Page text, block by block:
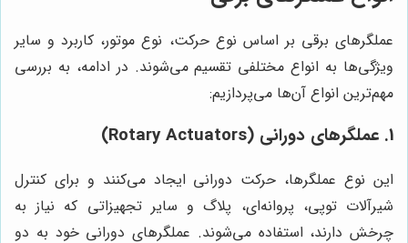
عملگرهای برقی بر اساس نوع حرکت، نوع موتور، کاربرد و سایر
ویژگی‌ها به انواع مختلفی تقسیم می‌شوند. در ادامه، به بررسی
مهم‌ترین انواع آن‌ها می‌پردازیم:
1. عملگرهای دورانی (Rotary Actuators)
این نوع عملگرها، حرکت دورانی ایجاد می‌کنند و برای کنترل
شیرآلات توپی، پروانه‌ای، پلاگ و سایر تجهیزاتی که نیاز به
چرخش دارند، استفاده می‌شوند. عملگرهای دورانی خود به دو